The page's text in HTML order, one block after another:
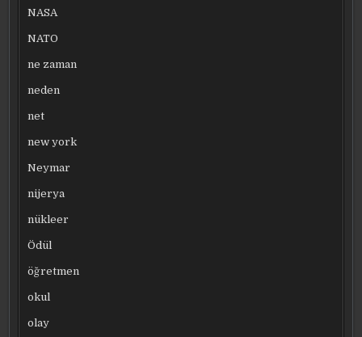
NASA
NATO
ne zaman
neden
net
new york
Neymar
nijerya
nükleer
Ödül
öğretmen
okul
olay